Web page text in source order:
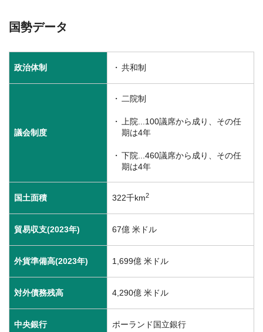
国勢データ
政治体制 共和制
議会制度
二院制
上院...100議席から成り、その任
期は4年
下院...460議席から成り、その任
期は4年
国土面積 322千km2
貿易収支(2023年) 67億 米ドル
外貨準備高(2023年) 1,699億 米ドル
対外債務残高 4,290億 米ドル
中央銀行 ポーランド国立銀行